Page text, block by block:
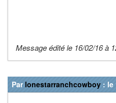
Message édité le 16/02/16 à
Par lonestarranchcowboy : le